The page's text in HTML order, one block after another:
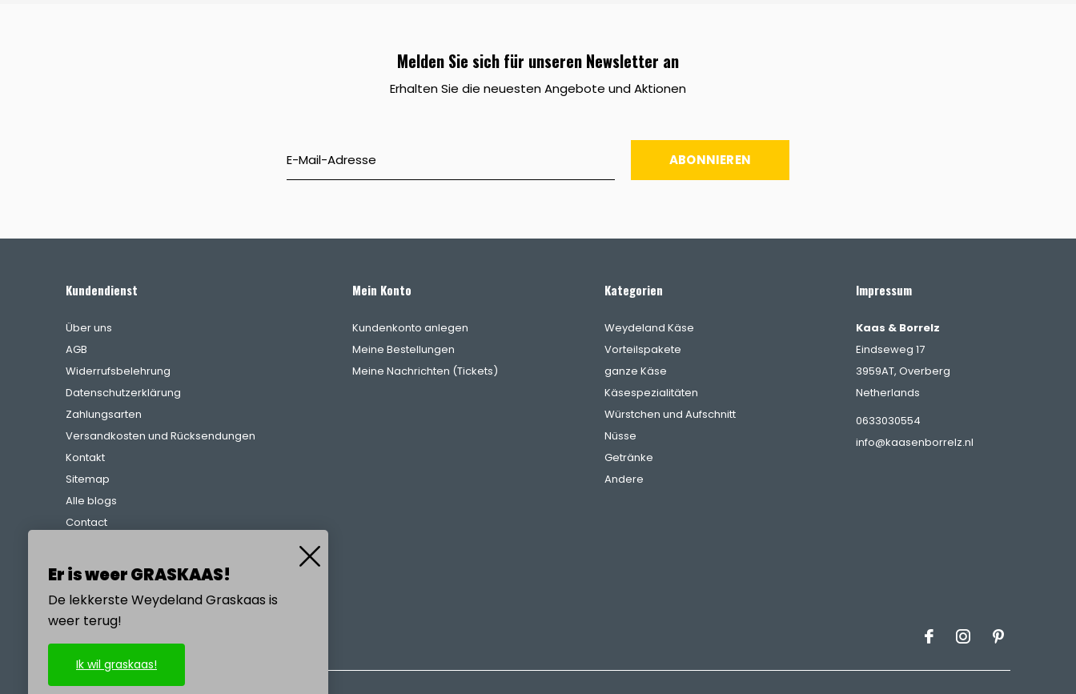
Melden Sie sich für unseren Newsletter an
Erhalten Sie die neuesten Angebote und Aktionen
ABONNIEREN
Kundendienst
Über uns
AGB
Widerrufsbelehrung
Datenschutzerklärung
Zahlungsarten
Versandkosten und Rücksendungen
Kontakt
Sitemap
Alle blogs
Contact
Referenzen
Mein Konto
Kundenkonto anlegen
Meine Bestellungen
Meine Nachrichten (Tickets)
Kategorien
Weydeland Käse
Vorteilspakete
ganze Käse
Käsespezialitäten
Würstchen und Aufschnitt
Nüsse
Getränke
Andere
Impressum
Kaas & Borrelz
Eindseweg 17
3959AT, Overberg
Netherlands
0633030554
info@kaasenborrelz.nl
Er is weer GRASKAAS!
De lekkerste Weydeland Graskaas is
weer terug!
Ik wil graskaas!